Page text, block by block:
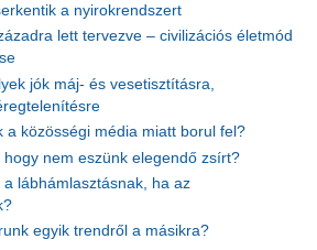
a nyirokrendszert
lett tervezve – civilizációs életmód
jók máj- és vesetisztításra,
a közösségi média miatt borul fel?
hogy nem eszünk elegendő zsírt?
lábhámlasztásnak, ha az
egyik trendről a másikra?